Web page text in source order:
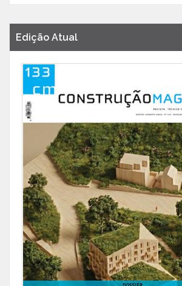
Edição Atual